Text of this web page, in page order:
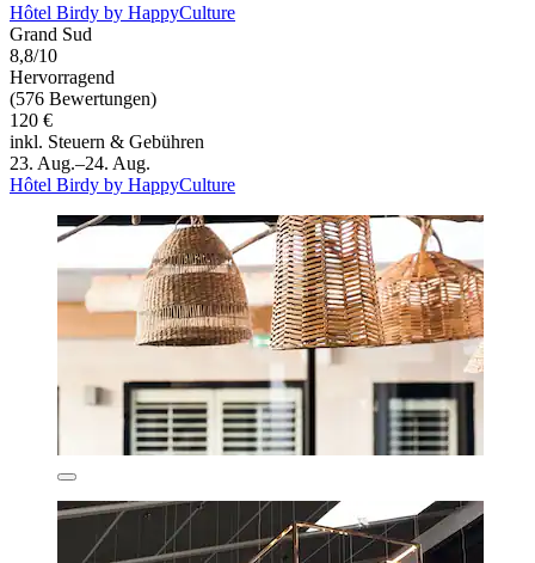
Hôtel Birdy by HappyCulture
Grand Sud
8,8/10
Hervorragend
(576 Bewertungen)
120 €
inkl. Steuern & Gebühren
23. Aug.–24. Aug.
Hôtel Birdy by HappyCulture